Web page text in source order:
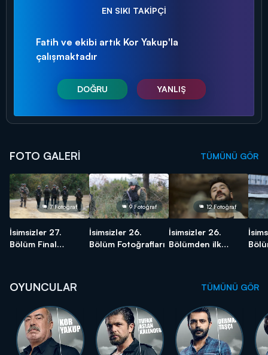
EN SIKI TAKİPÇİ
Fatih ve ekibi artık Kor Yakup'la
çalışmaktadır
DOĞRU YANLIŞ
FOTO GALERİ TÜMÜNÜ GÖR
7 Fotoğraf
İsimsizler 27.
Bölüm Final
9 Fotoğraf
İsimsizler 26.
Bölüm Fotoğrafları
12 Fotoğraf
İsimsizler 26.
Bölümden ilk
OYUNCULAR TÜMÜNÜ GÖR